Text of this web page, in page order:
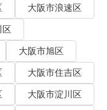
大阪市浪速区
区
大阪市旭区
大阪市住吉区
大阪市淀川区